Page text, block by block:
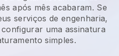
após mês acabaram. Se
serviços de engenharia,
uma assinatura
simples.